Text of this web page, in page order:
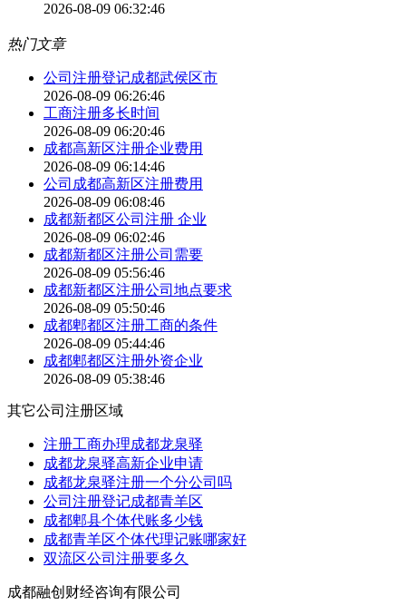
2026-08-09 06:32:46
热门文章
公司注册登记成都武侯区市
2026-08-09 06:26:46
工商注册多长时间
2026-08-09 06:20:46
成都高新区注册企业费用
2026-08-09 06:14:46
公司成都高新区注册费用
2026-08-09 06:08:46
成都新都区公司注册 企业
2026-08-09 06:02:46
成都新都区注册公司需要
2026-08-09 05:56:46
成都新都区注册公司地点要求
2026-08-09 05:50:46
成都郫都区注册工商的条件
2026-08-09 05:44:46
成都郫都区注册外资企业
2026-08-09 05:38:46
其它公司注册区域
注册工商办理成都龙泉驿
成都龙泉驿高新企业申请
成都龙泉驿注册一个分公司吗
公司注册登记成都青羊区
成都郫县个体代账多少钱
成都青羊区个体代理记账哪家好
双流区公司注册要多久
成都融创财经咨询有限公司